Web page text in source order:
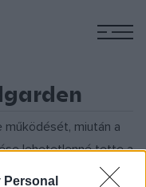
Personal
miután a
lehetetlenné tette a
nem tettek le arról,